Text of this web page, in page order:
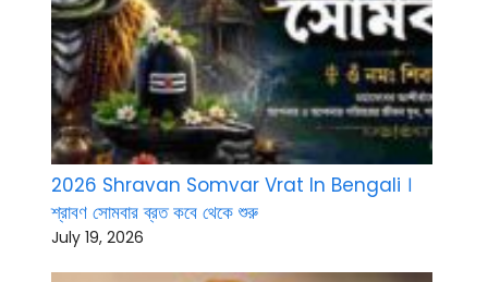
2026 Shravan Somvar Vrat In Bengali ।
শ্রাবণ সোমবার ব্রত কবে থেকে শুরু
July 19, 2026